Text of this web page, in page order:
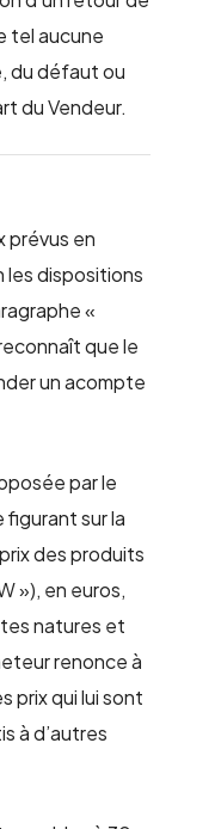
tel aucune
du défaut ou
du Vendeur.
prévus en
les dispositions
«
que le
un acompte
par le
sur la
des produits
»), en euros,
natures et
renonce à
prix qui lui sont
à d’autres